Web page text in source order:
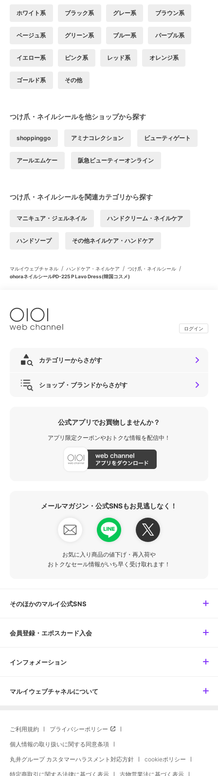
ホワイト系 ブラック系 グレー系 ブラウン系
ベージュ系 グリーン系 ブルー系 パープル系
イエロー系 ピンク系 レッド系 オレンジ系
ゴールド系 その他
つけ爪・ネイルシールを他ショップから探す
shoppinggo アミナコレクション ビューティゲート
アールエムケー 阪急ビューティーオンライン
つけ爪・ネイルシールを関連カテゴリから探す
マニキュア・ジェルネイル ハンドクリーム・ネイルケア
ハンドソープ その他ネイルケア・ハンドケア
マルイウェブチャネル / ハンドケア・ネイルケア / つけ爪・ネイルシール /
ohoraネイルシールPD-225 P Lavo Dress(韓国コスメ)
ログイン
カテゴリーからさがす
ショップ・ブランドからさがす
公式アプリでお買物しませんか？
アプリ限定クーポンやおトクな情報を配信中！
メールマガジン・公式SNSもお見逃しなく！
お気に入り商品の値下げ・再入荷や
おトクなセール情報がいち早く受け取れます！
そのほかのマルイ公式SNS
会員登録・エポスカード入会
インフォメーション
マルイウェブチャネルについて
ご利用規約 プライバシーポリシー
個人情報の取り扱いに関する同意条項
丸井グループ カスタマーハラスメント対応方針 cookieポリシー
特定商取引に関する法律に基づく表示 古物営業法に基づく表示